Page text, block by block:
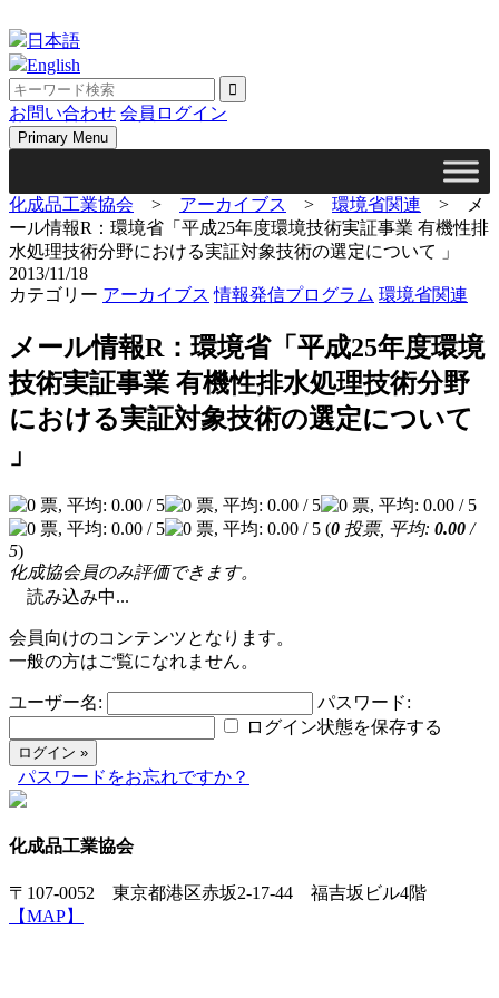
to
content
日本語
English
お問い合わせ 会員ログイン
Primary Menu
化成品工業協会 > アーカイブス > 環境省関連 >
メ
ール情報R：環境省「平成25年度環境技術実証事業 有機性排
水処理技術分野における実証対象技術の選定について 」
2013/11/18
カテゴリー アーカイブス 情報発信プログラム 環境省関連
メール情報R：環境省「平成25年度環境
技術実証事業 有機性排水処理技術分野
における実証対象技術の選定について
」
(0 投票, 平均: 0.00 /
5)
化成協会員のみ評価できます。
読み込み中...
会員向けのコンテンツとなります。
一般の方はご覧になれません。
ユーザー名:
パスワード:
ログイン状態を保存する
パスワードをお忘れですか？
化成品工業協会
〒107-0052 東京都港区赤坂2-17-44 福吉坂ビル4階
【MAP】